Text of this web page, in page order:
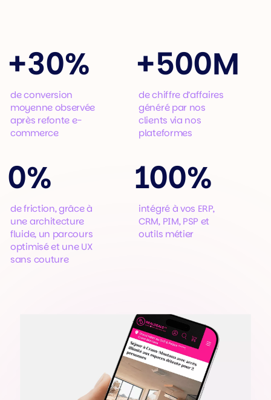
+30%
de conversion
moyenne observée
après refonte e-
commerce
+500M
de chiffre d’affaires
généré par nos
clients via nos
plateformes
0%
de friction, grâce à
une architecture
fluide, un parcours
optimisé et une UX
sans couture
100%
intégré à vos ERP,
CRM, PIM, PSP et
outils métier